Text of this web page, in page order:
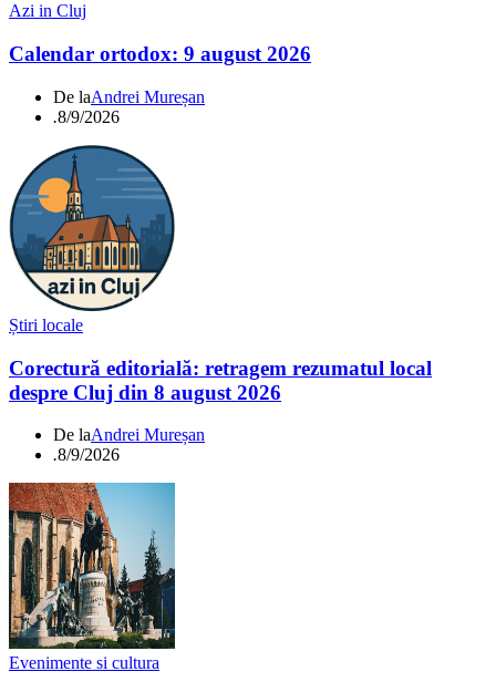
Azi in Cluj
Calendar ortodox: 9 august 2026
De laAndrei Mureșan
.8/9/2026
Știri locale
Corectură editorială: retragem rezumatul local
despre Cluj din 8 august 2026
De laAndrei Mureșan
.8/9/2026
Evenimente si cultura